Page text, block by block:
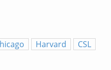
Harvard CSL